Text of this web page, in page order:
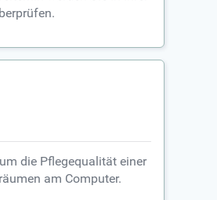
die Pflegequalität einer
am Computer.